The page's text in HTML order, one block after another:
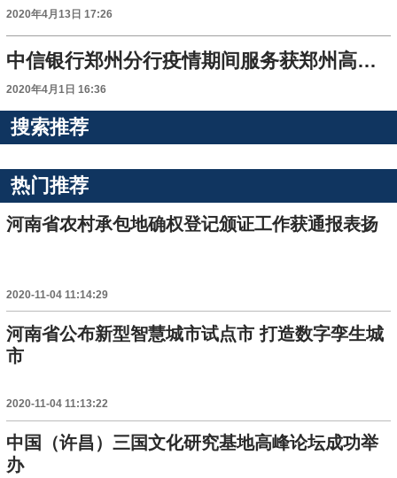
2020年4月13日 17:26
中信银行郑州分行疫情期间服务获郑州高新区管委会认可
2020年4月1日 16:36
搜索推荐
热门推荐
河南省农村承包地确权登记颁证工作获通报表扬
2020-11-04 11:14:29
河南省公布新型智慧城市试点市 打造数字孪生城
市
2020-11-04 11:13:22
中国（许昌）三国文化研究基地高峰论坛成功举
办